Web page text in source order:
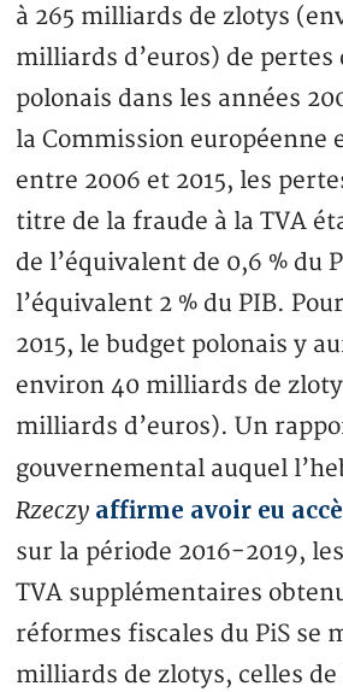
à 265 milliards de zlotys
milliards d’euros) de pertes
polonais dans les années
la Commission européenne
entre 2006 et 2015, les
titre de la fraude à la TVA
de l’équivalent de 0,6 % du
l’équivalent 2 % du PIB.
2015, le budget polonais y
environ 40 milliards de
milliards d’euros). Un
gouvernemental auquel
Rzeczy affirme avoir eu
sur la période 2016-2019,
TVA supplémentaires
réformes fiscales du PiS se
milliards de zlotys, celles